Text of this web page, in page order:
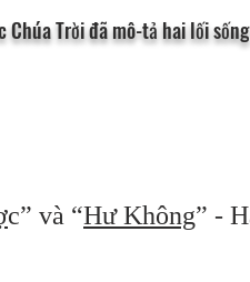
Trời đã mô-tả hai lối
c” và “Hư Không” -